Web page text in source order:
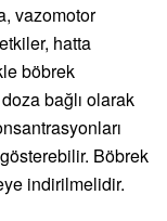
vazomotor
hatta
böbrek
bağlı olarak
Böbrek
indirilmelidir.